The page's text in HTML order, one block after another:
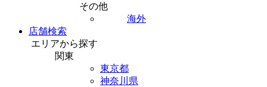
その他
海外
店舗検索
エリアから探す
関東
東京都
神奈川県